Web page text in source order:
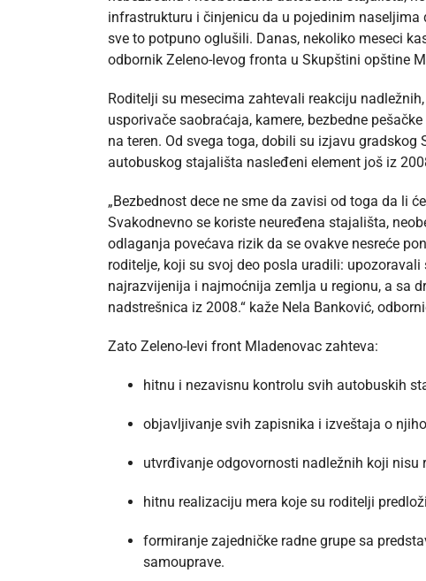
infrastrukturu i činjenicu da u pojedinim naseljima
sve to potpuno oglušili. Danas, nekoliko meseci
odbornik Zeleno-levog fronta u Skupštini opštine
Roditelji su mesecima zahtevali reakciju
usporivače saobraćaja, kamere, bezbedne
na teren. Od svega toga, dobili su izjavu
autobuskog stajališta nasleđeni element još iz
„Bezbednost dece ne sme da zavisi od toga da li
Svakodnevno se koriste neuređena stajališta,
odlaganja povećava rizik da se ovakve nesreće
roditelje, koji su svoj deo posla uradili:
najrazvijenija i najmoćnija zemlja u regionu, a sa
nadstrešnica iz 2008.“ kaže Nela Banković,
Zato Zeleno-levi front Mladenovac zahteva:
hitnu i nezavisnu kontrolu svih autobuskih
objavljivanje svih zapisnika i izveštaja o
utvrđivanje odgovornosti nadležnih koji nisu
hitnu realizaciju mera koje su roditelji
formiranje zajedničke radne grupe sa
samouprave.